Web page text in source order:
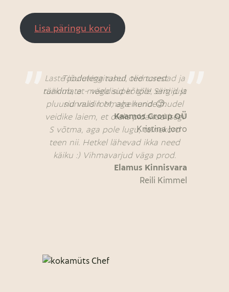
Lisa päringu korvi
Toodetega rahul, teenusest
rääkimata - väga super töö! Särgid ja
pluusid valisin M, aga nende mudel
veidike laiem, et oleks pidanud isegi
S võtma, aga pole lugu, teinekord
teen nii. Hetkel lähevad ikka need
käiku :) Vihmavarjud väga prod.
Elamus Kinnisvara
Reili Kimmel
Laste jõulukingitused olid toredad ja
tundub, et meeldisid kõigile, eriti just
nunnud loomahelkurid 😊.
Kaamos Group OÜ
Kristina Jorro